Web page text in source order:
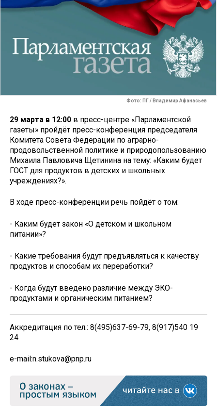
Фото: ПГ / Владимир Афанасьев
29 марта в 12:00 в пресс-центре «Парламентской
газеты» пройдёт пресс-конференция председателя
Комитета Совета Федерации по аграрно-
продовольственной политике и природопользованию
Михаила Павловича Щетинина на тему: «Каким будет
ГОСТ для продуктов в детских и школьных
учреждениях?».
В ходе пресс-конференции речь пойдёт о том:
- Каким будет закон «О детском и школьном
питании»?
- Какие требования будут предъявляться к качеству
продуктов и способам их переработки?
- Когда будут введено различие между ЭКО-
продуктами и органическим питанием?
Аккредитация по тел.: 8(495)637-69-79, 8(917)540 19
24
e-mail:n.stukova@pnp.ru